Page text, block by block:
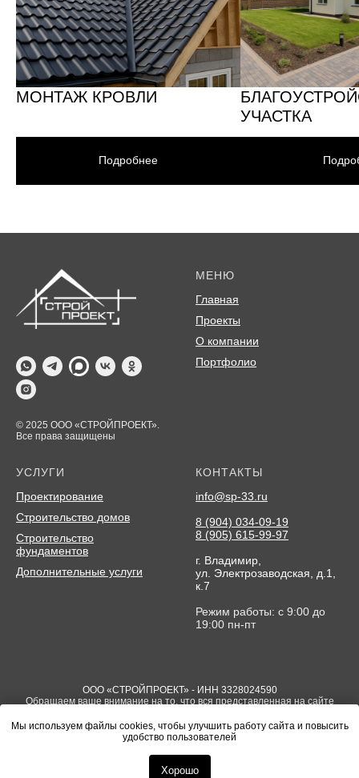
МОНТАЖ КРОВЛИ
Подробнее
УЧАСТКА
© 2025 ООО «СТРОЙПРОЕКТ».
Все права защищены
МЕНЮ
Главная
Проекты
О компании
Портфолио
УСЛУГИ
Проектирование
Строительство домов
Строительство
фундаментов
Дополнительные услуги
КОНТАКТЫ
info@sp-33.ru
8 (904) 034-09-19
8 (905) 615-99-97
г. Владимир,
ул. Электрозаводская, д.1,
к.7
Режим работы: с 9:00 до
19:00 пн-пт
ООО «СТРОЙПРОЕКТ» - ИНН 3328024590
Обращаем ваше внимание на то, что вся представленная на сайте
при каких условиях не является публичной офертой определяемой
положениями Статьи 437(2) Гражданского кодекса РФ
*Компания Meta, в том числе ее продукты Facebook и Instagram,
признана экстремистской организацией в РФ
Мы используем файлы cookies, чтобы улучшить работу сайта и повысить
удобство пользователей
Хорошо